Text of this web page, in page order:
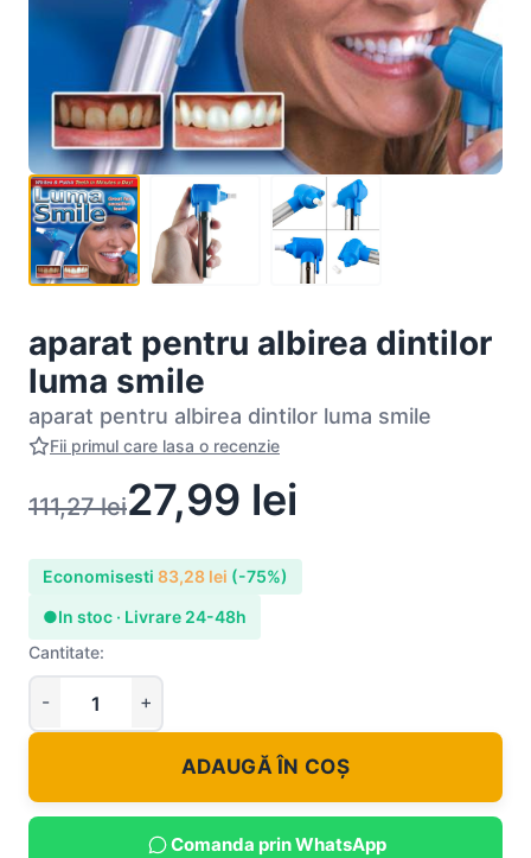
aparat pentru albirea dintilor
luma smile
aparat pentru albirea dintilor luma smile
Fii primul care lasa o recenzie
111,27lei27,99 lei
Economisesti 83,28 lei (-75%)
●In stoc · Livrare 24-48h
Cantitate:
ADAUGĂ ÎN COȘ
Comanda prin WhatsApp